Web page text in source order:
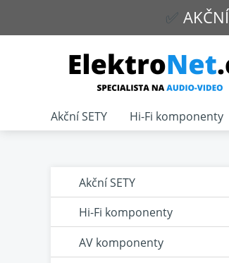
✅ AKČNÍ
Akční SETY
Hi-Fi komponenty
AV komponenty
Akční SETY Hi-Fi komponenty